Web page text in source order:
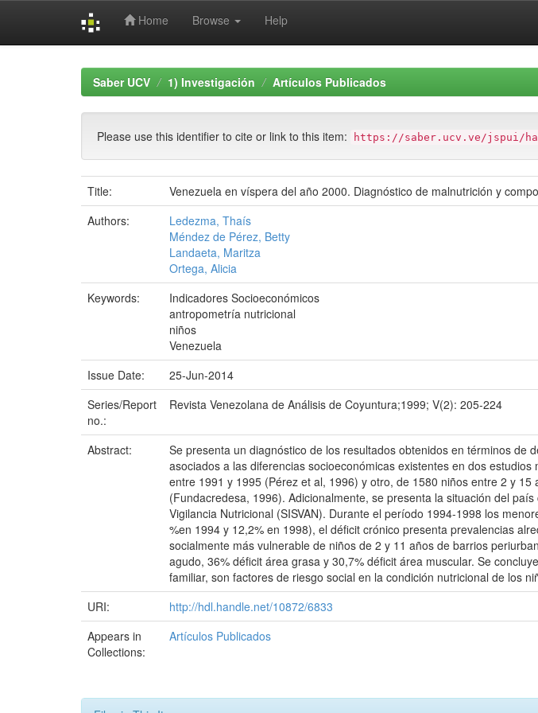
Home Browse Help
Saber UCV 1) Investigación Artículos Publicados
Please use this identifier to cite or link to this item: https://saber.ucv.ve/jspui/
Title:
Venezuela en víspera del año 2000. Diagnóstico de malnutrición y
Authors:
Ledezma, Thaís
Méndez de Pérez, Betty
Landaeta, Maritza
Ortega, Alicia
Keywords:
Indicadores Socioeconómicos
antropometría nutricional
niños
Venezuela
Issue Date:
25-Jun-2014
Series/Report
no.:
Revista Venezolana de Análisis de Coyuntura;1999; V(2): 205-224
Abstract:
Se presenta un diagnóstico de los resultados obtenidos en términos de
asociados a las diferencias socioeconómicas existentes en dos
entre 1991 y 1995 (Pérez et al, 1996) y otro, de 1580 niños entre 2 y
(Fundacredesa, 1996). Adicionalmente, se presenta la situación del
Vigilancia Nutricional (SISVAN). Durante el período 1994-1998 los
%en 1994 y 12,2% en 1998), el déficit crónico presenta prevalencias
socialmente más vulnerable de niños de 2 y 11 años de barrios
agudo, 36% déficit área grasa y 30,7% déficit área muscular. Se
familiar, son factores de riesgo social en la condición nutricional de los
URI:
http://hdl.handle.net/10872/6833
Appears in
Collections:
Artículos Publicados